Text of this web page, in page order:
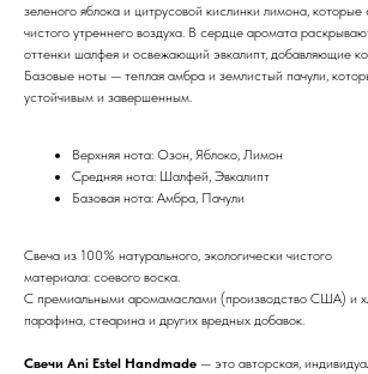
зеленого яблока и цитрусовой кислинки лимона,
чистого утреннего воздуха. В сердце аромата
оттенки шалфея и освежающий эвкалипт, добавляющие
Базовые ноты — теплая амбра и землистый пачули,
устойчивым и завершенным.
Верхняя нота: Озон, Яблоко, Лимон
Средняя нота: Шалфей, Эвкалипт
Базовая нота: Амбра, Пачули
Свеча из 100% натурального, экологически чистого
материала: соевого воска.
С премиальными аромамаслами (производство США) и
парафина, стеарина и других вредных добавок.
Свечи Ani Estel Handmade — это авторская,